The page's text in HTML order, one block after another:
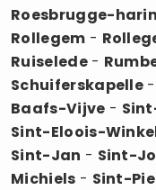
Roesbrugge-
Rollegem -
Ruiselede-
Schuiferskapelle -
Baafs-Vijve -
Sint-Eloois-
Sint-Jan - Sint-
Michiels - Sint-